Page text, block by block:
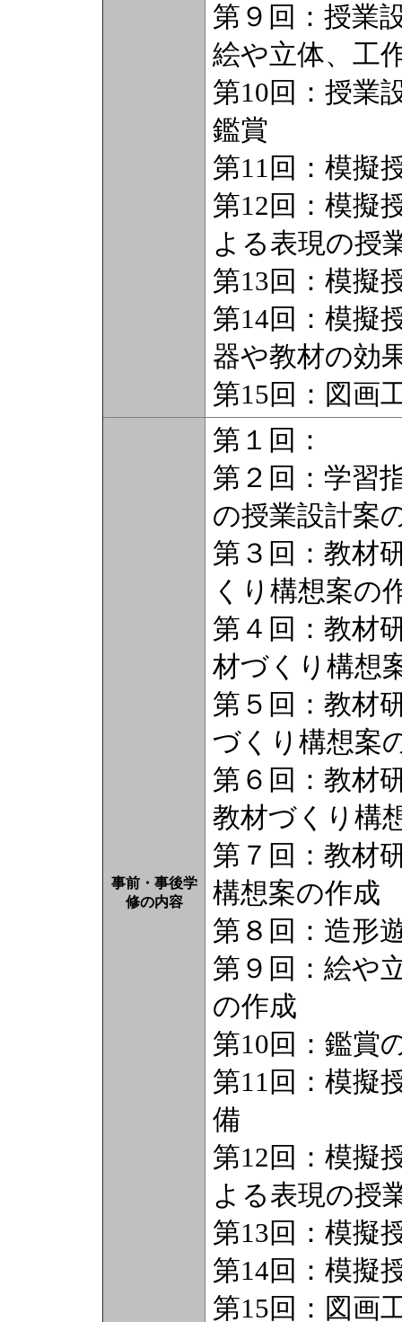
第９回：授業
絵や立体、工
第10回：授業
鑑賞
第11回：模擬
第12回：模擬
よる表現の授
第13回：模擬
第14回：模擬
器や教材の効
第15回：図画
事前・事後学
修の内容
第１回：
第２回：学習
の授業設計案
第３回：教材
くり構想案の
第４回：教材
材づくり構想
第５回：教材
づくり構想案
第６回：教材
教材づくり構
第７回：教材
構想案の作成
第８回：造形
第９回：絵や
の作成
第10回：鑑賞
第11回：模擬
備
第12回：模擬
よる表現の授
第13回：模擬
第14回：模擬
第15回：図画